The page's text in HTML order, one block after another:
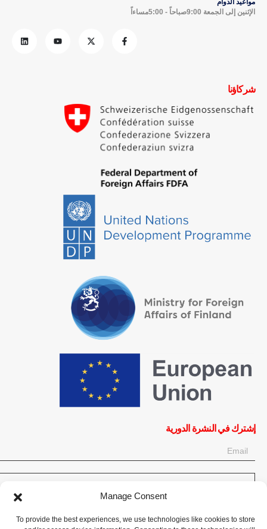
Manage Consent
To provide the best experiences, we use technologies like cookies to store
مواعيد الدوام
الإثنين إلى الجمعة 9:00صباحاً - 5:00مساءاً
شركاؤنا
إشترك في النشرة الدورية
على النشرة الإخبارية: